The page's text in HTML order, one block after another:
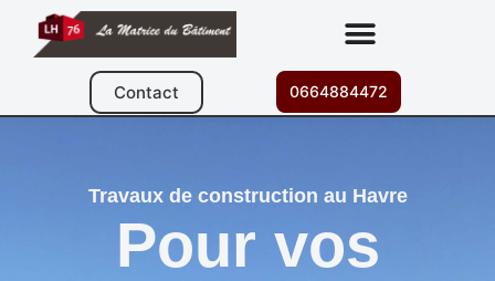
Contact 0664884472
Travaux de construction au Havre
Pour vos